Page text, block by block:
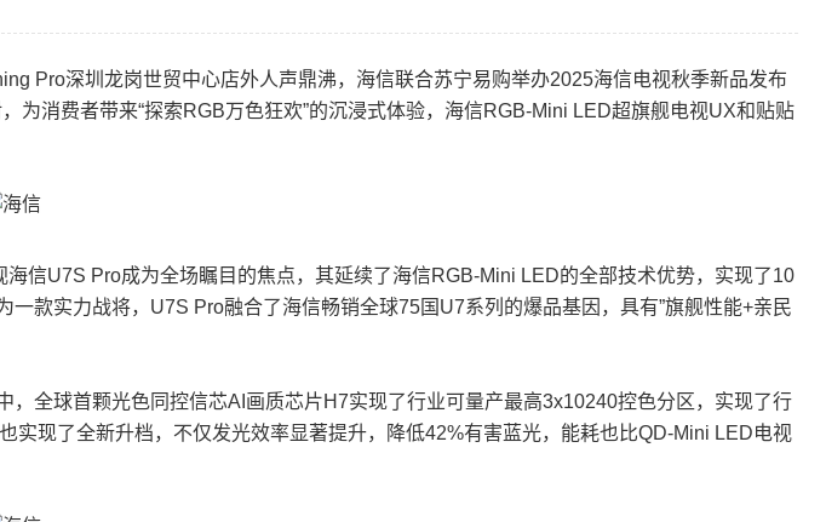
Pro深圳龙岗世贸中心店外人声鼎沸，海信联合苏宁易购举办2025海信电视秋季新品发布
为消费者带来“探索RGB万色狂欢”的沉浸式体验，海信RGB-Mini LED超旗舰电视UX和贴贴
信U7S Pro成为全场瞩目的焦点，其延续了海信RGB-Mini LED的全部技术优势，实现了10
款实力战将，U7S Pro融合了海信畅销全球75国U7系列的爆品基因，具有”旗舰性能+亲民
全球首颗光色同控信芯AI画质芯片H7实现了行业可量产最高3x10240控色分区，实现了行
现了全新升档，不仅发光效率显著提升，降低42%有害蓝光，能耗也比QD-Mini LED电视